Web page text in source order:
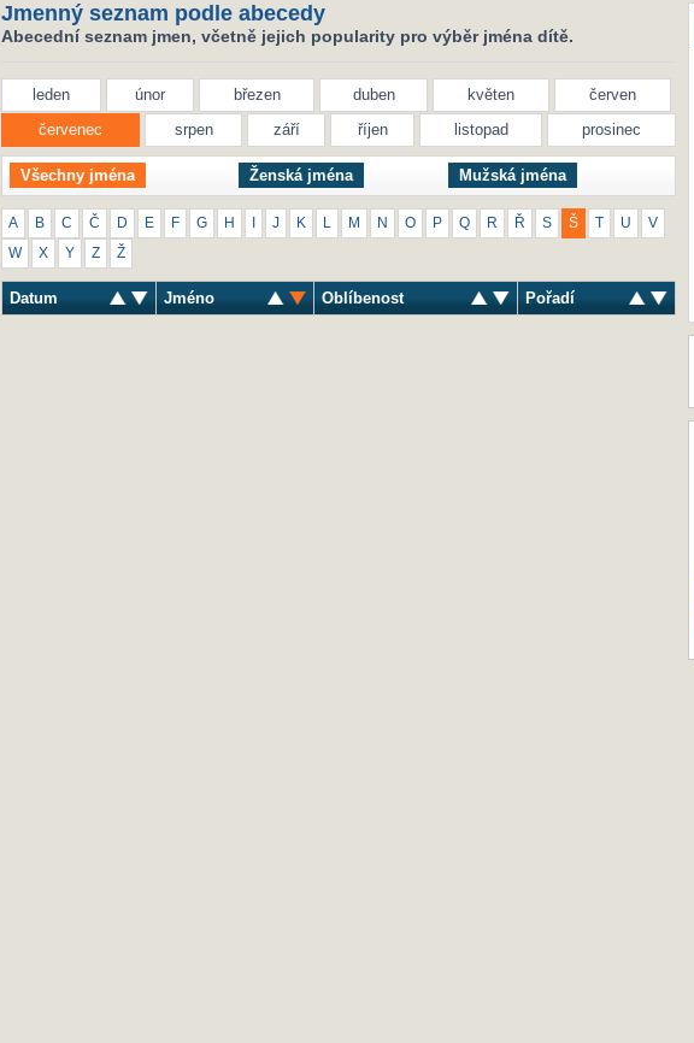
Jmenný seznam podle abecedy
Abecední seznam jmen, včetně jejich popularity pro výběr jména dítě.
leden únor březen duben květen
červen
červenec
srpen září říjen listopad prosinec
Všechny jména Ženská jména Mužská jména
A B C Č D E F G H J K M N O P Q R Ř S Š T U V
W X Y Z Ž
Datum Jméno Oblíbenost Pořadí